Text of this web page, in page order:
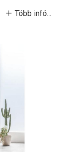
Több infó...